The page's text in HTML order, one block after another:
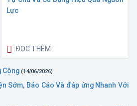
Lực
ĐỌC THÊM
Cộng (14/06/2026)
Sớm, Báo Cáo Và đáp ứng Nhanh Với